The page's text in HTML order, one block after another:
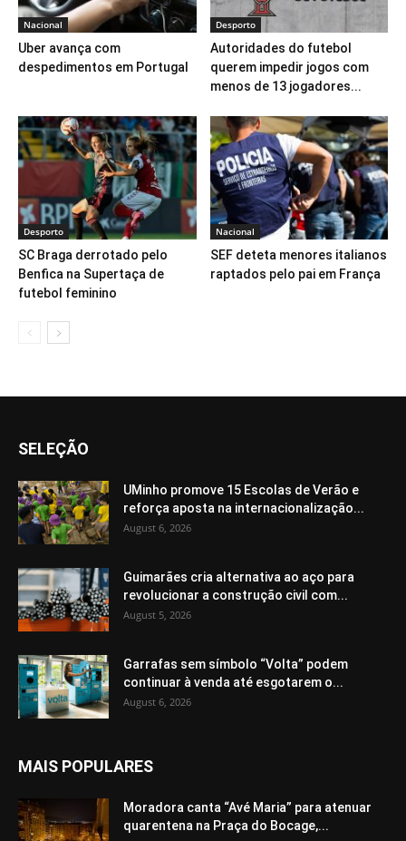
Nacional
Uber avança com
despedimentos em Portugal
Desporto
Autoridades do futebol
querem impedir jogos com
menos de 13 jogadores...
Desporto
SC Braga derrotado pelo
Benfica na Supertaça de
futebol feminino
Nacional
SEF deteta menores italianos
raptados pelo pai em França
SELEÇÃO
UMinho promove 15 Escolas de Verão e
reforça aposta na internacionalização...
August 6, 2026
Guimarães cria alternativa ao aço para
revolucionar a construção civil com...
August 5, 2026
Garrafas sem símbolo “Volta” podem
continuar à venda até esgotarem o...
August 6, 2026
MAIS POPULARES
Moradora canta “Avé Maria” para atenuar
quarentena na Praça do Bocage,...